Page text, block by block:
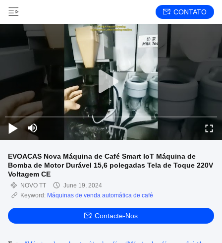
CONTATO
EVOACAS Nova Máquina de Café Smart IoT Máquina de
Bomba de Motor Durável 15,6 polegadas Tela de Toque 220V
Voltagem CE
NOVO TT
June 19, 2024
Keyword: Máquinas de venda automática de café
Contacte-Nos